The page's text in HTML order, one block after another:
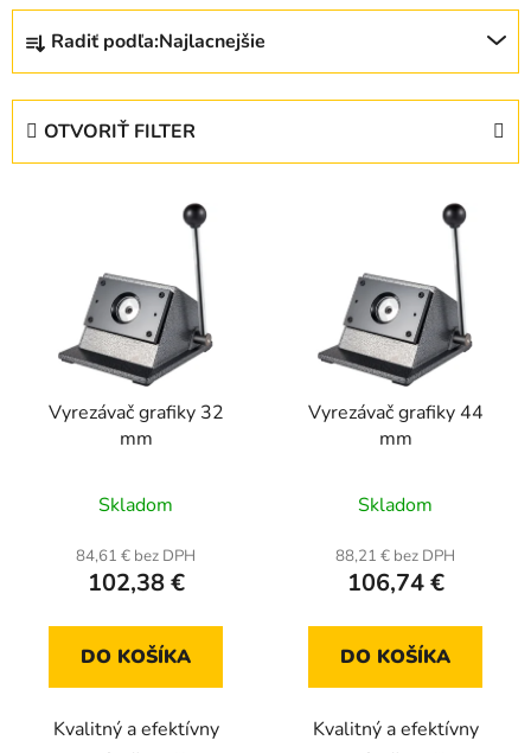
R
d
Radiť podľa:Najlacnejšie
OTVORIŤ FILTER
Vyrezávač grafiky 32
mm
Skladom
84,61 € bez DPH
102,38 €
DO KOŠÍKA
Kvalitný a efektívny
Vyrezávač grafiky 44
mm
Skladom
88,21 € bez DPH
106,74 €
DO KOŠÍKA
Kvalitný a efektívny